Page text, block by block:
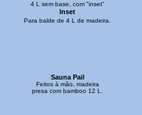
4 L sem base, com "inset"
Inset
Para balde de 4 L de madeira.
Sauna Pail
Feitos à mão, madeira
presa com bamboo 12 L.